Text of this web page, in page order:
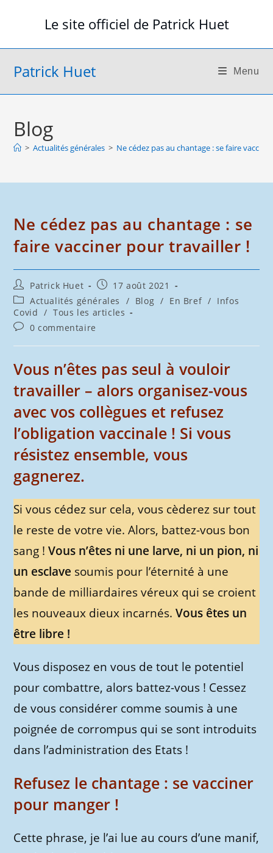
Le site officiel de Patrick Huet
Patrick Huet Menu
Blog
> Actualités générales > Ne cédez pas au chantage : se faire
Ne cédez pas au chantage : se
faire vacciner pour travailler !
Auteur/autrice
de
la
publication :
Patrick Huet
Publication
publiée :
17 août 2021
Post
category:
Actualités générales / Blog / En Bref / Infos
Covid / Tous les articles
Commentaires
la
publication :
0 commentaire
Vous n’êtes pas seul à vouloir
travailler – alors organisez-vous
avec vos collègues et refusez
l’obligation vaccinale ! Si vous
résistez ensemble, vous
gagnerez.
Si vous cédez sur cela, vous cèderez sur tout
le reste de votre vie. Alors, battez-vous bon
sang !Vous n’êtes ni une larve, ni un pion, ni
un esclave soumis pour l’éternité à une
bande de milliardaires véreux qui se croient
les nouveaux dieux incarnés.Vous êtes un
être libre !
Vous disposez en vous de tout le potentiel
pour combattre, alors battez-vous ! Cessez
de vous considérer comme soumis à une
poignée de corrompus qui se sont introduits
dans l’administration des Etats !
Refusez le chantage : se vacciner
pour manger !
Cette phrase, je l’ai lue au cours d’une manif,